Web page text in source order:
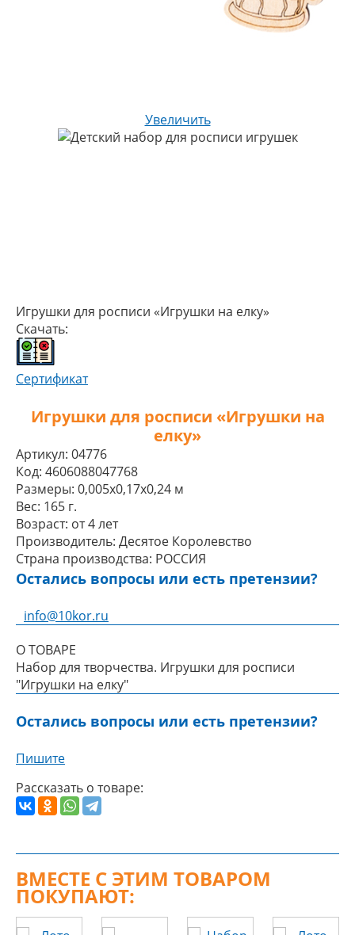
Увеличить
Игрушки для росписи «Игрушки на елку»
Скачать:
Сертификат
Игрушки для росписи «Игрушки на
елку»
Артикул: 04776
Код: 4606088047768
Размеры: 0,005x0,17x0,24 м
Вес: 165 г.
Возраст: от 4 лет
Производитель: Десятое Королевство
Страна производства: РОССИЯ
Остались вопросы или есть претензии?
info@10kor.ru
О ТОВАРЕ
Набор для творчества. Игрушки для росписи
"Игрушки на елку"
Остались вопросы или есть претензии?
Пишите
Рассказать о товаре:
ВМЕСТЕ С ЭТИМ ТОВАРОМ
ПОКУПАЮТ: